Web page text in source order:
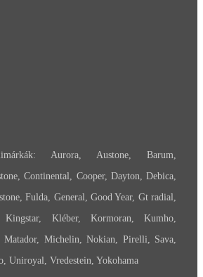
Aurora, Austone, Barum,
Continental, Cooper, Dayton, Debica,
Fulda, General, Good Year, Gt radial,
Kléber, Kormoran, Kumho,
Matador, Michelin, Nokian, Pirelli, Sava,
Uniroyal, Vredestein, Yokohama